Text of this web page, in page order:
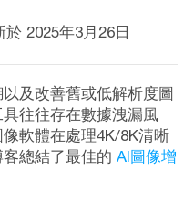
於2025年3月26日
及改善舊或低解析度圖
往往存在數據洩漏風
軟體在處理4K/8K清晰
總結了最佳的 AI圖像增